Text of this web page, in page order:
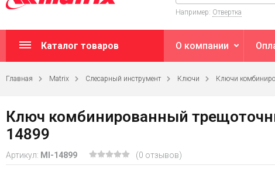
Например: Отвертка
Каталог товаров О компании
Главная Matrix Слесарный инструмент Ключи Ключи
Ключ комбинированный
14899
Артикул: MI-14899 (0 отзывов)